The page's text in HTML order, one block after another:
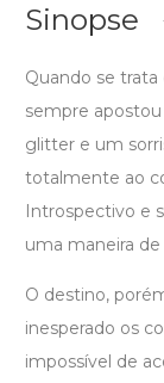
Sinopse
Quando se
sempre
glitter e um
totalmente ao
Introspectivo e
uma maneira
O destino,
inesperado os
impossível de